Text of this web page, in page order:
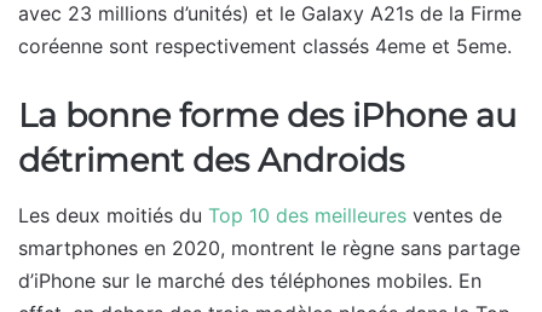
avec 23 millions d’unités) et le Galaxy A21s de la Firme
coréenne sont respectivement classés 4eme et 5eme.
La bonne forme des iPhone au
détriment des Androids
Les deux moitiés du Top 10 des meilleures ventes de
smartphones en 2020, montrent le règne sans partage
d’iPhone sur le marché des téléphones mobiles. En